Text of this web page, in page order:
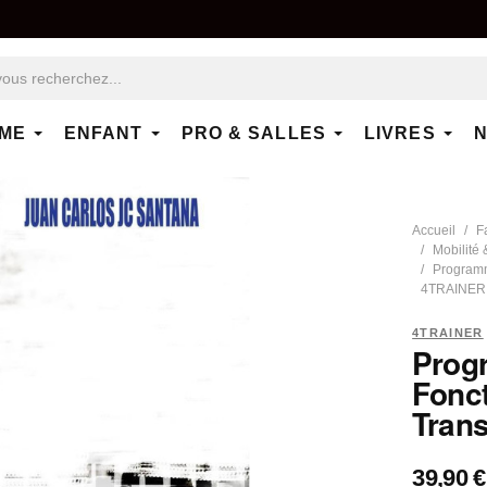
ENFANT PRO & SALLES LIVRES
Accueil
Mobilité
4TRAINER
4TRAINER
39,90 €